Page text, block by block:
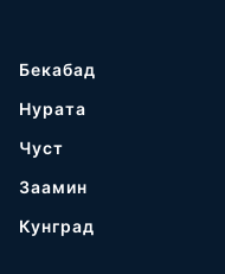
Бекабад
Нурата
Чуст
Заамин
Кунград